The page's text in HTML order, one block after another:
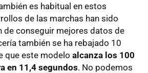
es habitual en estos
de las marchas han sido
de conseguir mejores datos de
también se ha rebajado 10
que este modelo alcanza los 100
en 11,4 segundos. No podemos